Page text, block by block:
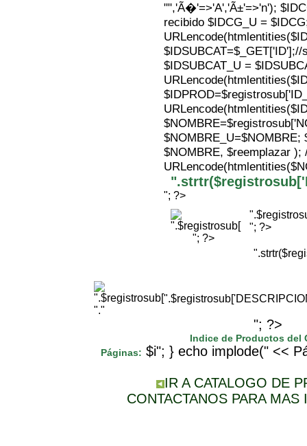
"",'Ã�'=>'A','Ã±'=>'n');
recibido $IDCG_U =
$IDSUBCAT_U =
$NOMBRE, $reemplazar );
"; ?>
"; ?>
"; ?>
"."
"; ?>
Indice de Productos del
Páginas: $i"; } echo implode(" <<
IR A CATALOGO DE
CONTACTANOS PARA